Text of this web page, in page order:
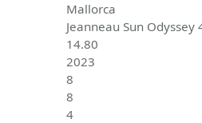
Mallorca
Jeanneau Sun Odyssey
14.80
2023
8
8
4